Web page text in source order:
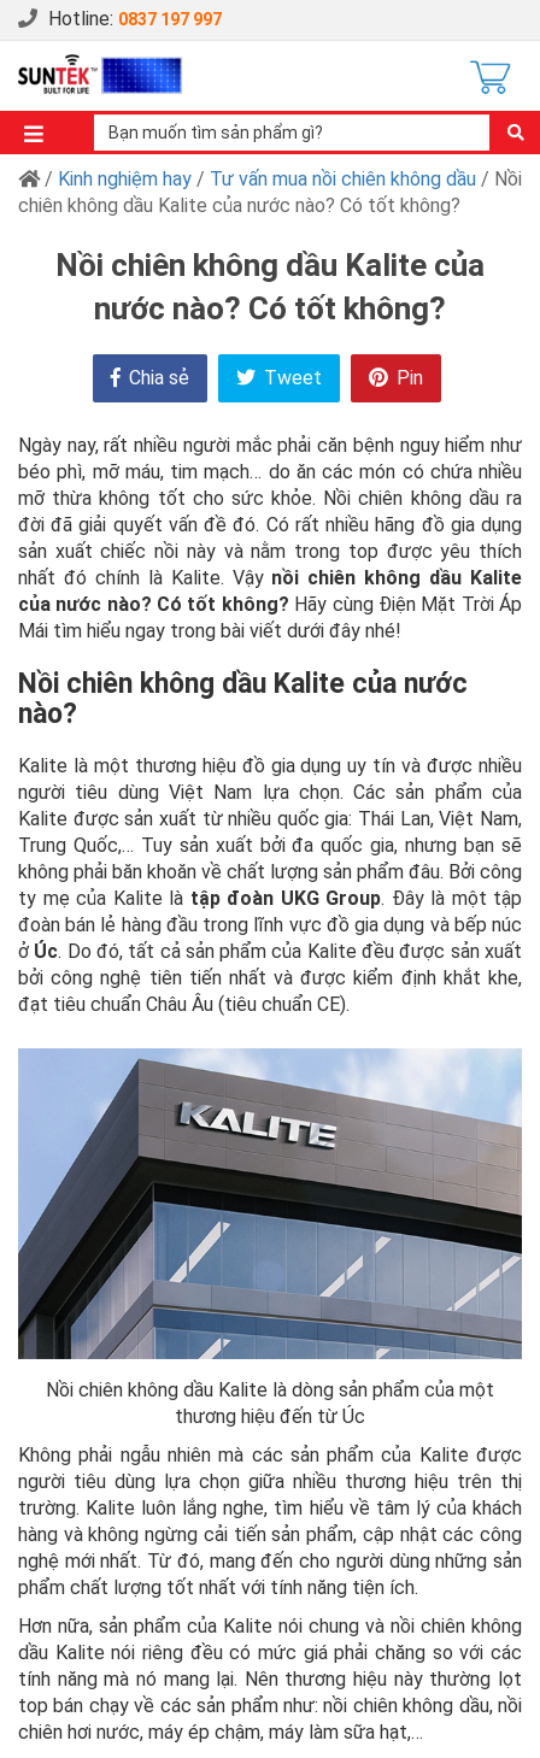
Hotline: 0837 197 997
/ Kinh nghiệm hay / Tư vấn mua nồi chiên không dầu / Nồi
chiên không dầu Kalite của nước nào? Có tốt không?
Nồi chiên không dầu Kalite của
nước nào? Có tốt không?
Chia sẻ Tweet Pin
Ngày nay, rất nhiều người mắc phải căn bệnh nguy hiểm như
béo phì, mỡ máu, tim mạch… do ăn các món có chứa nhiều
mỡ thừa không tốt cho sức khỏe. Nồi chiên không dầu ra
đời đã giải quyết vấn đề đó. Có rất nhiều hãng đồ gia dụng
sản xuất chiếc nồi này và nằm trong top được yêu thích
nhất đó chính là Kalite. Vậy nồi chiên không dầu Kalite
của nước nào? Có tốt không? Hãy cùng Điện Mặt Trời Áp
Mái tìm hiểu ngay trong bài viết dưới đây nhé!
Nồi chiên không dầu Kalite của nước
nào?
Kalite là một thương hiệu đồ gia dụng uy tín và được nhiều
người tiêu dùng Việt Nam lựa chọn. Các sản phẩm của
Kalite được sản xuất từ nhiều quốc gia: Thái Lan, Việt Nam,
Trung Quốc,… Tuy sản xuất bởi đa quốc gia, nhưng bạn sẽ
không phải băn khoăn về chất lượng sản phẩm đâu. Bởi công
ty mẹ của Kalite là tập đoàn UKG Group. Đây là một tập
đoàn bán lẻ hàng đầu trong lĩnh vực đồ gia dụng và bếp núc
ở Úc. Do đó, tất cả sản phẩm của Kalite đều được sản xuất
bởi công nghệ tiên tiến nhất và được kiểm định khắt khe,
đạt tiêu chuẩn Châu Âu (tiêu chuẩn CE).
Nồi chiên không dầu Kalite là dòng sản phẩm của một
thương hiệu đến từ Úc
Không phải ngẫu nhiên mà các sản phẩm của Kalite được
người tiêu dùng lựa chọn giữa nhiều thương hiệu trên thị
trường. Kalite luôn lắng nghe, tìm hiểu về tâm lý của khách
hàng và không ngừng cải tiến sản phẩm, cập nhật các công
nghệ mới nhất. Từ đó, mang đến cho người dùng những sản
phẩm chất lượng tốt nhất với tính năng tiện ích.
Hơn nữa, sản phẩm của Kalite nói chung và nồi chiên không
dầu Kalite nói riêng đều có mức giá phải chăng so với các
tính năng mà nó mang lại. Nên thương hiệu này thường lọt
top bán chạy về các sản phẩm như: nồi chiên không dầu, nồi
chiên hơi nước, máy ép chậm, máy làm sữa hạt,…